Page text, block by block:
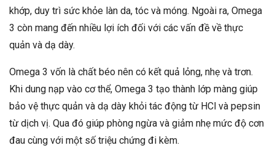
khớp, duy trì sức khỏe làn da, tóc và móng. Ngoài ra, Omega
3 còn mang đến nhiều lợi ích đối với các vấn đề về thực
quản và dạ dày.
Omega 3 vốn là chất béo nên có kết quả lỏng, nhẹ và trơn.
Khi dung nạp vào cơ thể, Omega 3 tạo thành lớp màng giúp
bảo vệ thực quản và dạ dày khỏi tác động từ HCl và pepsin
từ dịch vị. Qua đó giúp phòng ngừa và giảm nhẹ mức độ cơn
đau cùng với một số triệu chứng đi kèm.